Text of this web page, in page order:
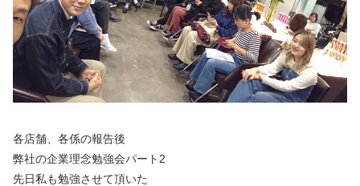
各店舗、各係の報告後
弊社の企業理念勉強会パート2
先日私も勉強させて頂いた